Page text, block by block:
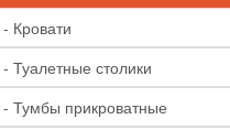
- Кровати
- Туалетные столики
- Тумбы прикроватные